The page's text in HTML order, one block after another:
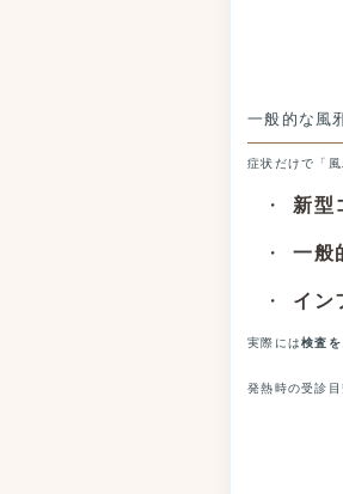
一般的な風
症状だけで「
新型
一般
イン
実際には検査
発熱時の受診